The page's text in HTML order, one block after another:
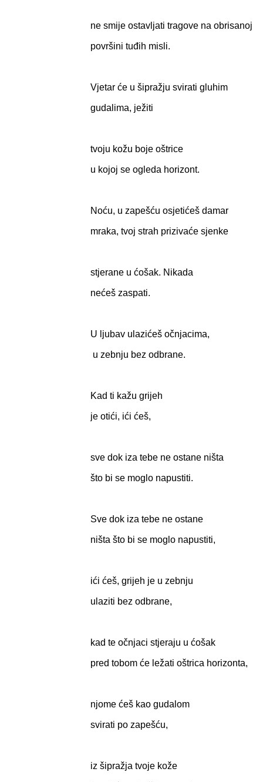
ne smije ostavljati tragove na obrisanoj
površini tuđih misli.
Vjetar će u šipražju svirati gluhim
gudalima, ježiti
tvoju kožu boje oštrice
u kojoj se ogleda horizont.
Noću, u zapešću osjetićeš damar
mraka, tvoj strah prizivaće sjenke
stjerane u ćošak. Nikada
nećeš zaspati.
U ljubav ulazićeš očnjacima,
u zebnju bez odbrane.
Kad ti kažu grijeh
je otići, ići ćeš,
sve dok iza tebe ne ostane ništa
što bi se moglo napustiti.
Sve dok iza tebe ne ostane
ništa što bi se moglo napustiti,
ići ćeš, grijeh je u zebnju
ulaziti bez odbrane,
kad te očnjaci stjeraju u ćošak
pred tobom će ležati oštrica horizonta,
njome ćeš kao gudalom
svirati po zapešću,
iz šipražja tvoje kože